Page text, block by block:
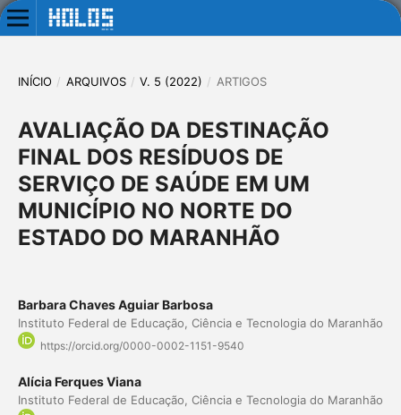
INÍCIO / ARQUIVOS / V. 5 (2022) / ARTIGOS
AVALIAÇÃO DA DESTINAÇÃO
FINAL DOS RESÍDUOS DE
SERVIÇO DE SAÚDE EM UM
MUNICÍPIO NO NORTE DO
ESTADO DO MARANHÃO
Barbara Chaves Aguiar Barbosa
Instituto Federal de Educação, Ciência e Tecnologia do Maranhão
https://orcid.org/0000-0002-1151-9540
Alícia Ferques Viana
Instituto Federal de Educação, Ciência e Tecnologia do Maranhão